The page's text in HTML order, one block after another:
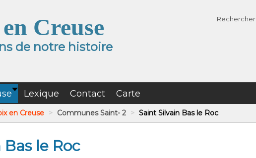
Creuse
de notre histoire
Rechercher
Lexique Contact Carte
en Creuse > Communes Saint- 2 > Saint Silvain Bas le Roc
le Roc